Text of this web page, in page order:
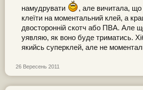
намудрувати
, але вичитала, що
клеїти на моментальний клей, а
двосторонній скотч або ПВА. Але
уявляю, як воно буде триматись.
якийсь суперклей, але не
26 Вересень 2011